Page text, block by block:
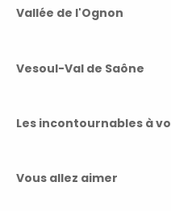
Vallée de l'Ognon
Vesoul-Val de Saône
Les incontournables à
Vous allez aimer